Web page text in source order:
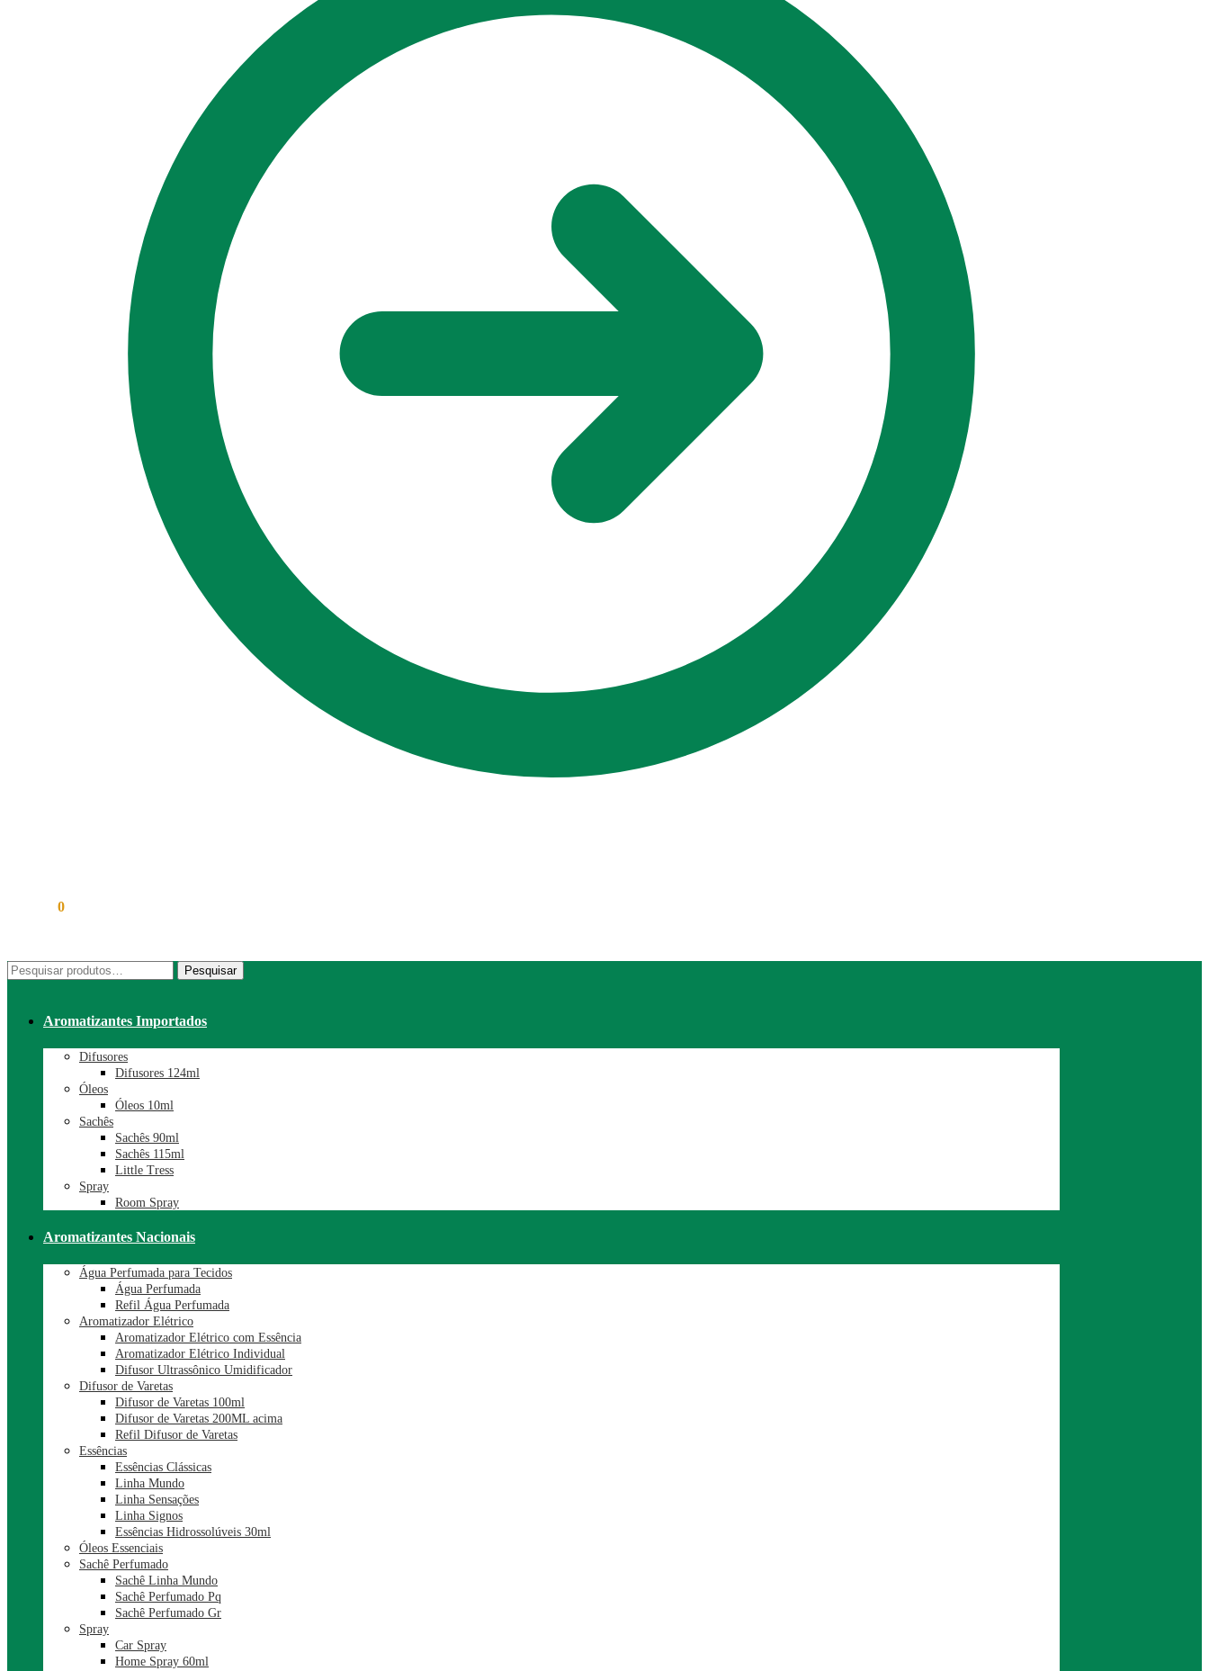
0
Pesquisar
por:
Pesquisar
Aromatizantes Importados
Difusores
Difusores 124ml
Óleos
Óleos 10ml
Sachês
Sachês 90ml
Sachês 115ml
Little Tress
Spray
Room Spray
Aromatizantes Nacionais
Água Perfumada para Tecidos
Água Perfumada
Refil Água Perfumada
Aromatizador Elétrico
Aromatizador Elétrico com Essência
Aromatizador Elétrico Individual
Difusor Ultrassônico Umidificador
Difusor de Varetas
Difusor de Varetas 100ml
Difusor de Varetas 200ML acima
Refil Difusor de Varetas
Essências
Essências Clássicas
Linha Mundo
Linha Sensações
Linha Signos
Essências Hidrossolúveis 30ml
Óleos Essenciais
Sachê Perfumado
Sachê Linha Mundo
Sachê Perfumado Pq
Sachê Perfumado Gr
Spray
Car Spray
Home Spray 60ml